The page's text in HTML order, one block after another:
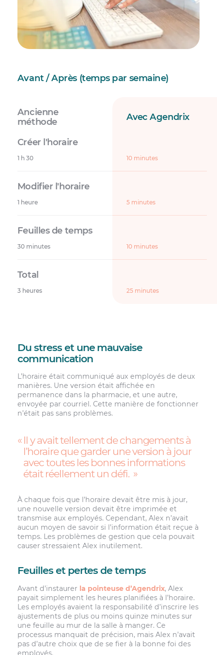
Avant / Après (temps par semaine)
Ancienne
méthode
1 h 30
1 heure
30 minutes
3 heures
Avec Agendrix
10 minutes
5 minutes
10 minutes
25 minutes
Du stress et une mauvaise
communication
L’horaire était communiqué aux employés de deux
manières. Une version était affichée en
permanence dans la pharmacie, et une autre,
envoyée par courriel. Cette manière de fonctionner
n’était pas sans problèmes.
Il y avait tellement de changements à
l’horaire que garder une version à jour
avec toutes les bonnes informations
était réellement un défi.
À chaque fois que l’horaire devait être mis à jour,
une nouvelle version devait être imprimée et
transmise aux employés. Cependant, Alex n’avait
aucun moyen de savoir si l’information était reçue à
temps. Les problèmes de gestion que cela pouvait
causer stressaient Alex inutilement.
Feuilles et pertes de temps
Avant d’instaurer la pointeuse d’Agendrix, Alex
payait simplement les heures planifiées à l’horaire.
Les employés avaient la responsabilité d’inscrire les
ajustements de plus ou moins quinze minutes sur
une feuille au mur de la salle à manger. Ce
processus manquait de précision, mais Alex n’avait
pas d’autre choix que de se fier à la bonne foi des
employés.